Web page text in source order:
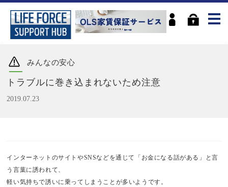
みんなの安心
トラブルに巻き込まれないため注意
2019.07.23
インターネットのサイトやSNSなどを通じて「お金になる話がある」と言
う言葉に誘われて、
軽い気持ちで誘いに乗ってしまうことが多いようです。